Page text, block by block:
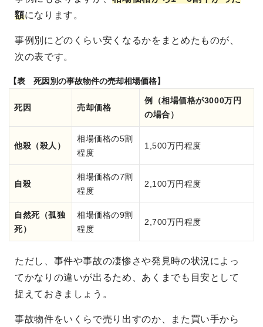
額になります。
事例別にどのくらい安くなるかをまとめたものが、
次の表です。
【表 死因別の事故物件の売却相場価格】
死因 売却価格
例（相場価格が3000万円
の場合）
他殺（殺人）
相場価格の5割
程度
1,500万円程度
自殺
相場価格の7割
程度
2,100万円程度
自然死（孤独
死）
相場価格の9割
程度
2,700万円程度
ただし、事件や事故の凄惨さや発見時の状況によっ
てかなりの違いが出るため、あくまでも目安として
捉えておきましょう。
事故物件をいくらで売り出すのか、また買い手から